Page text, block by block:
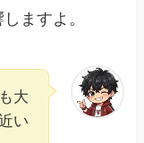
ますよ。
大
い